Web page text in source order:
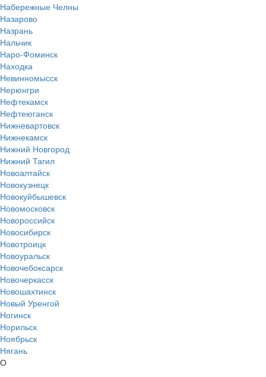
Набережные Челны
Назарово
Назрань
Нальчик
Наро-Фоминск
Находка
Невинномысск
Нерюнгри
Нефтекамск
Нефтеюганск
Нижневартовск
Нижнекамск
Нижний Новгород
Нижний Тагил
Новоалтайск
Новокузнецк
Новокуйбышевск
Новомосковск
Новороссийск
Новосибирск
Новотроицк
Новоуральск
Новочебоксарск
Новочеркасск
Новошахтинск
Новый Уренгой
Ногинск
Норильск
Ноябрьск
Нягань
О